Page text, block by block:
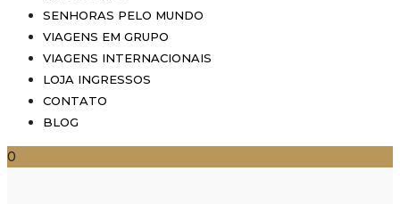
SENHORAS PELO MUNDO
VIAGENS EM GRUPO
VIAGENS INTERNACIONAIS
LOJA INGRESSOS
CONTATO
BLOG
0